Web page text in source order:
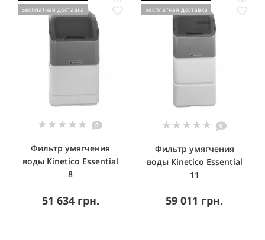
Бесплатная доставка
0
Фильтр умягчения
воды Kinetico Essential
8
51 634 грн.
Бесплатная доставка
0
Фильтр умягчения
воды Kinetico Essential
11
59 011 грн.